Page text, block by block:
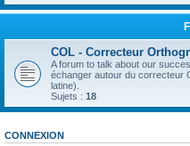
COL - Correcteur
A forum to talk about our
échanger autour du correcteur
latine).
Sujets : 18
CONNEXION